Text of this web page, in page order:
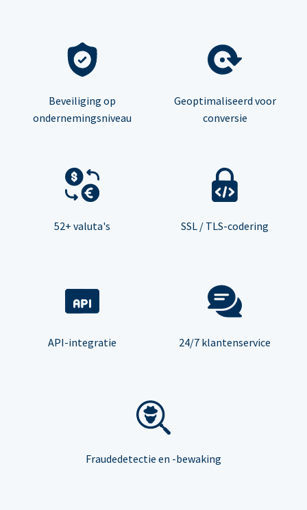
Beveiliging op
ondernemingsniveau
Geoptimaliseerd voor
conversie
52+ valuta's SSL / TLS-codering
API-integratie 24/7 klantenservice
Fraudedetectie en -bewaking